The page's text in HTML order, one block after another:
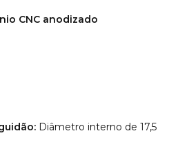
CNC anodizado
Diâmetro interno de 17,5